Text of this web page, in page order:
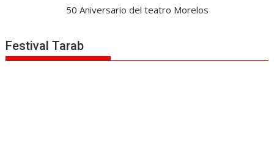
50 Aniversario del teatro Morelos
Festival Tarab